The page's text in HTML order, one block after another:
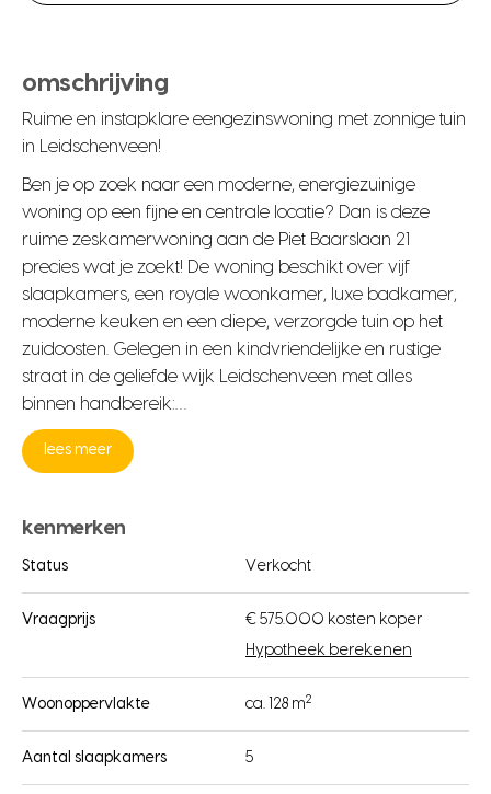
omschrijving
Ruime en instapklare eengezinswoning met zonnige tuin
in Leidschenveen!
Ben je op zoek naar een moderne, energiezuinige
woning op een fijne en centrale locatie? Dan is deze
ruime zeskamerwoning aan de Piet Baarslaan 21
precies wat je zoekt! De woning beschikt over vijf
slaapkamers, een royale woonkamer, luxe badkamer,
moderne keuken en een diepe, verzorgde tuin op het
zuidoosten. Gelegen in een kindvriendelijke en rustige
straat in de geliefde wijk Leidschenveen met alles
binnen handbereik:…
lees meer
kenmerken
Status Verkocht
Vraagprijs
€ 575.000 kosten koper
Hypotheek berekenen
Woonoppervlakte ca. 128 m2
Aantal slaapkamers 5